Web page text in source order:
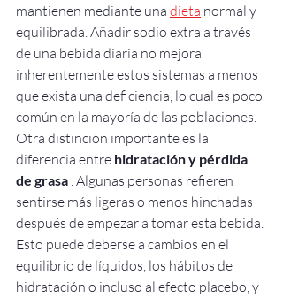
mantienen mediante una dieta normal y
equilibrada. Añadir sodio extra a través
de una bebida diaria no mejora
inherentemente estos sistemas a menos
que exista una deficiencia, lo cual es poco
común en la mayoría de las poblaciones.
Otra distinción importante es la
diferencia entre hidratación y pérdida
de grasa . Algunas personas refieren
sentirse más ligeras o menos hinchadas
después de empezar a tomar esta bebida.
Esto puede deberse a cambios en el
equilibrio de líquidos, los hábitos de
hidratación o incluso al efecto placebo, y